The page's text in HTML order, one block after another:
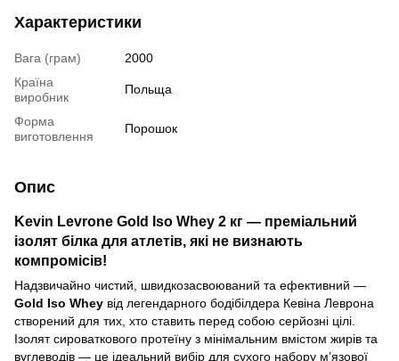
Характеристики
Вага (грам)
2000
Країна
виробник
Польща
Форма
виготовлення
Порошок
Опис
Kevin Levrone Gold Iso Whey 2 кг — преміальний
ізолят білка для атлетів, які не визнають
компромісів!
Надзвичайно чистий, швидкозасвоюваний та ефективний —
Gold Iso Whey від легендарного бодібілдера Кевіна Леврона
створений для тих, хто ставить перед собою серйозні цілі.
Ізолят сироваткового протеїну з мінімальним вмістом жирів та
вуглеводів — це ідеальний вибір для сухого набору м’язової